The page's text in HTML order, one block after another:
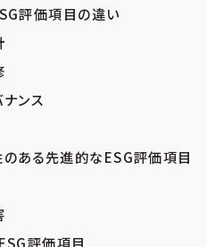
評価項目の違い
ンス
ある先進的なESG評価項目
評価項目